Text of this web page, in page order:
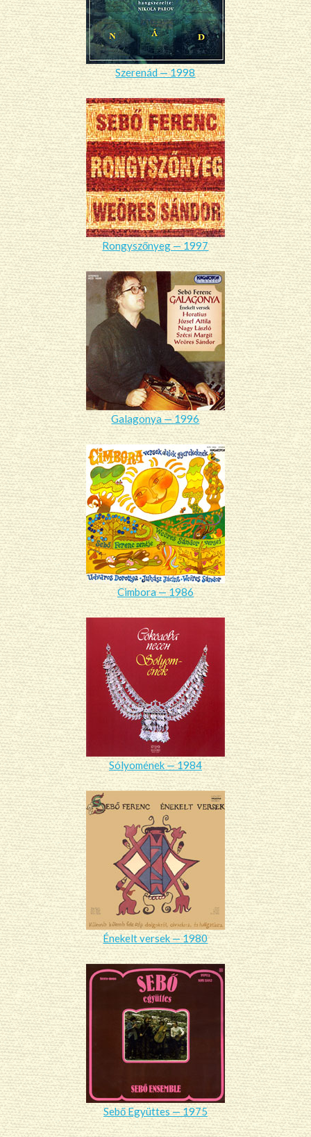
Szerenád — 1998
Rongyszőnyeg — 1997
Galagonya — 1996
Cimbora — 1986
Sólyomének — 1984
Énekelt versek — 1980
Sebő Együttes — 1975